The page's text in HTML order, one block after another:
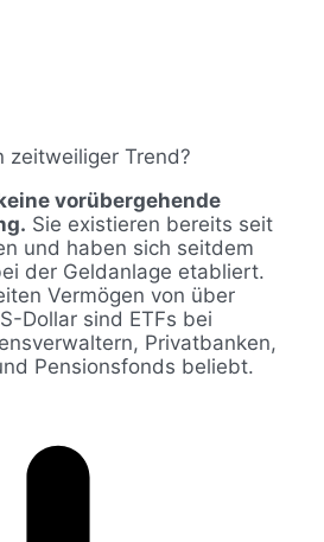
zeitweiliger Trend?
vorübergehende
Sie existieren bereits seit
und haben sich seitdem
der Geldanlage etabliert.
Vermögen von über
Dollar sind ETFs bei
Privatbanken,
Pensionsfonds beliebt.